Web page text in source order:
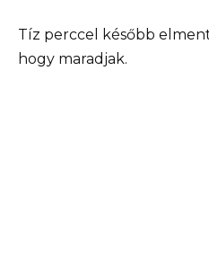
Tíz perccel később
hogy maradjak.